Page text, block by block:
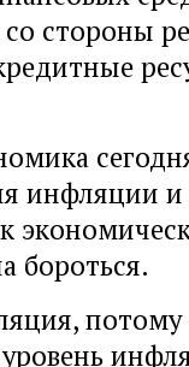
стороны
инфляции
бороться.
потому